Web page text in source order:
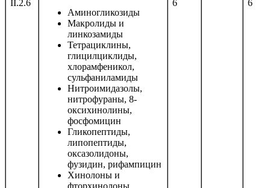
II.2.6
Аминогликозиды
Макролиды и
линкозамиды
Тетрациклины,
глицилциклиды,
хлорамфеникол,
сульфаниламиды
Нитроимидазолы,
нитрофураны, 8-
оксихинолины,
фосфомицин
Гликопептиды,
липопептиды,
оксазолидоны,
фузидин, рифампицин
Хинолоны и
фторхинолоны
6 6